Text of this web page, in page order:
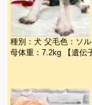
種別：犬 父毛色：ソ
母体重：7.2kg 【遺伝